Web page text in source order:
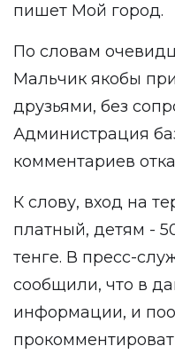
пишет Мой город.
По словам
Мальчик якобы
друзьями, без
Администрация
комментариев
К слову, вход на
платный, детям -
тенге. В пресс-
сообщили, что в
информации, и